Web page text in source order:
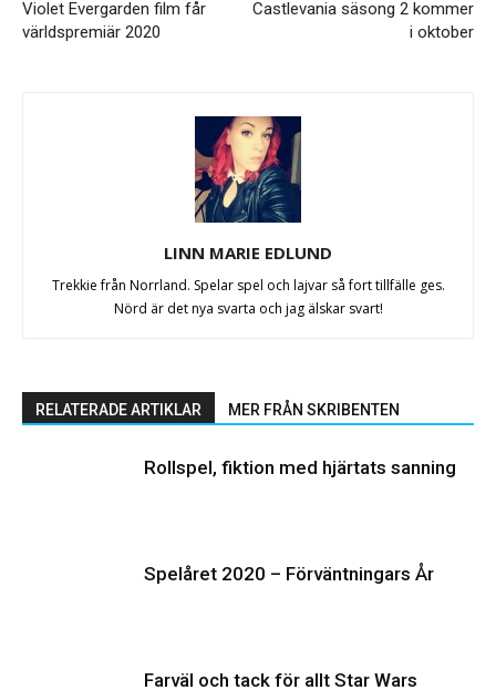
Violet Evergarden film får
världspremiär 2020
Castlevania säsong 2 kommer
i oktober
LINN MARIE EDLUND
Trekkie från Norrland. Spelar spel och lajvar så fort tillfälle ges.
Nörd är det nya svarta och jag älskar svart!
RELATERADE ARTIKLAR MER FRÅN SKRIBENTEN
Rollspel, fiktion med hjärtats sanning
Spelåret 2020 – Förväntningars År
Farväl och tack för allt Star Wars